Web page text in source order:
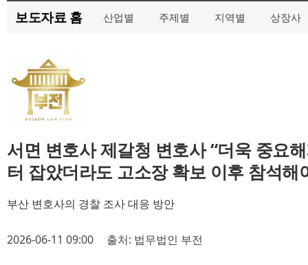
보도자료 홈 산업별 주제별 지역별 상장사
서면 변호사 제갈청 변호사 “더욱 중요
터 잡았더라도 고소장 확보 이후 참석해
부산 변호사의 경찰 조사 대응 방안
2026-06-11 09:00 출처: 법무법인 부전